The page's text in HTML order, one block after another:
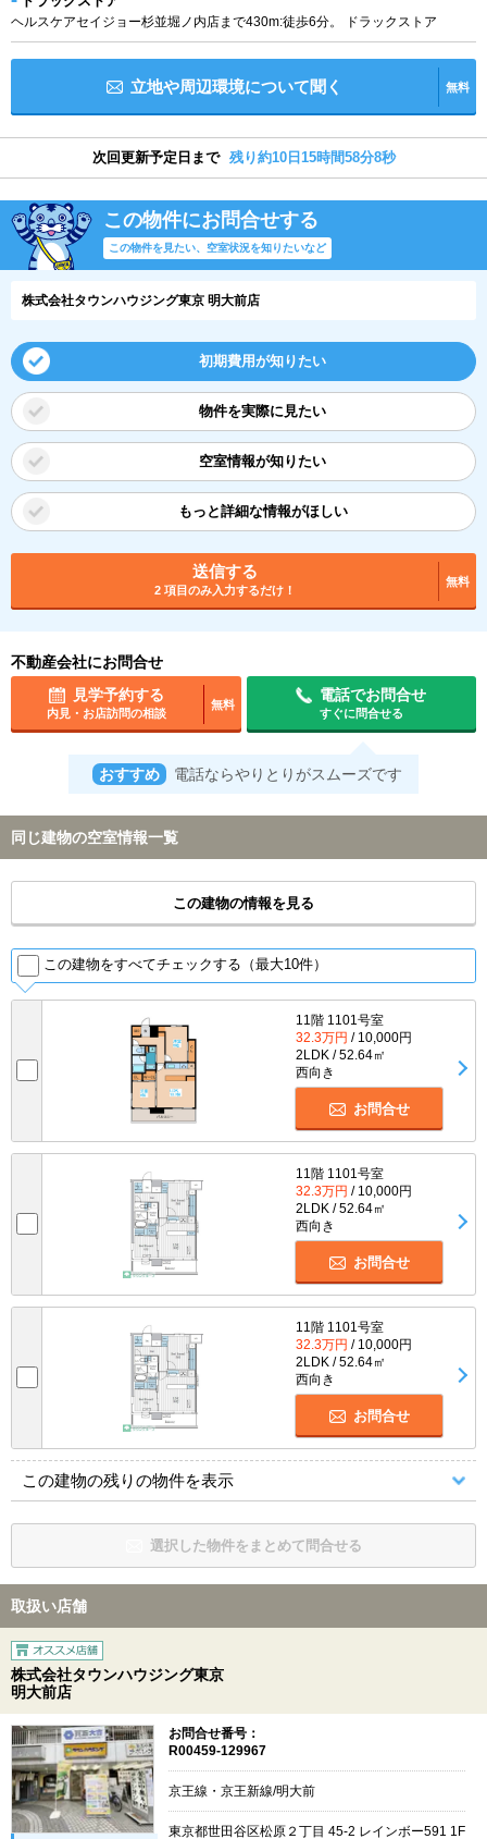
ヘルスケアセイジョー杉並堀ノ内店まで430m:徒歩6分。 ドラックストア
立地や周辺環境について聞く 無料
次回更新予定日まで 残り約10日15時間58分8秒
この物件にお問合せする
この物件を見たい、空室状況を知りたいなど
株式会社タウンハウジング東京 明大前店
初期費用が知りたい
物件を実際に見たい
空室情報が知りたい
もっと詳細な情報がほしい
送信する
2 項目のみ入力するだけ！
無料
不動産会社にお問合せ
見学予約する
内見・お店訪問の相談
無料
電話でお問合せ
すぐに問合せる
おすすめ 電話ならやりとりがスムーズです
同じ建物の空室情報一覧
この建物の情報を見る
この建物をすべてチェックする（最大10件）
11階 1101号室
32.3万円 / 10,000円
2LDK / 52.64㎡
西向き
お問合せ
11階 1101号室
32.3万円 / 10,000円
2LDK / 52.64㎡
西向き
お問合せ
11階 1101号室
32.3万円 / 10,000円
2LDK / 52.64㎡
西向き
お問合せ
この建物の残りの物件を表示
選択した物件をまとめて問合せる
取扱い店舗
株式会社タウンハウジング東京
明大前店
お問合せ番号：
R00459-129967
京王線・京王新線/明大前
東京都世田谷区松原２丁目 45-2 レインボー591 1F